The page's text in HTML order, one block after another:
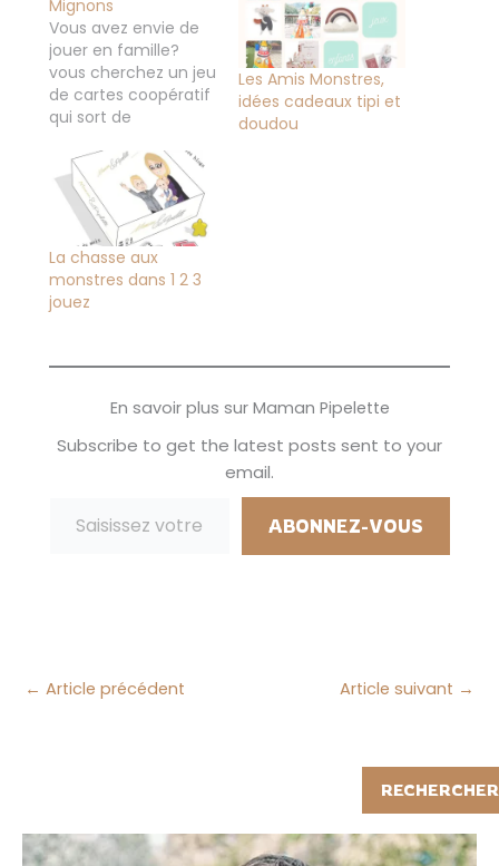
Mignons
Vous avez envie de
jouer en famille?
vous cherchez un jeu
de cartes coopératif
qui sort de
n'allez pas être déçu
ry n'hésitez pas à
acheter Gloutons
Mignons En effet,
vous allez explorer le
grenier de votre
grand père et vous
allez faire la
monstres…
Les Amis Monstres,
idées cadeaux tipi et
doudou
La chasse aux
monstres dans 1 2 3
jouez
En savoir plus sur Maman Pipelette
Subscribe to get the latest posts sent to your
email.
ABONNEZ-VOUS
← Article précédent Article suivant →
RECHERCHER